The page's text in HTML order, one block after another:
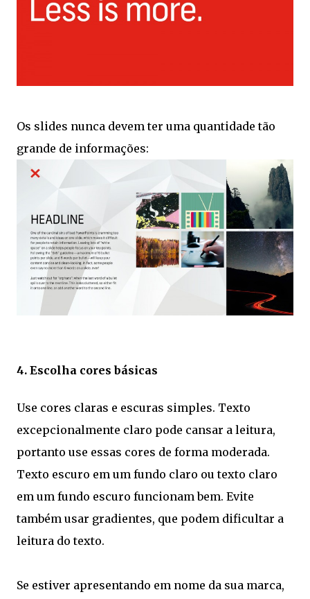
Os slides nunca devem ter uma quantidade tão
grande de informações:
4. Escolha cores básicas
Use cores claras e escuras simples. Texto
excepcionalmente claro pode cansar a leitura,
portanto use essas cores de forma moderada.
Texto escuro em um fundo claro ou texto claro
em um fundo escuro funcionam bem. Evite
também usar gradientes, que podem dificultar a
leitura do texto.
Se estiver apresentando em nome da sua marca,